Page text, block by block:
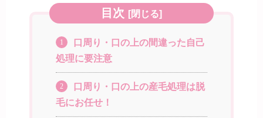
目次 [閉じる]
1
口周り・口の上の間違った自己
処理に要注意
2
口周り・口の上の産毛処理は脱
毛にお任せ！